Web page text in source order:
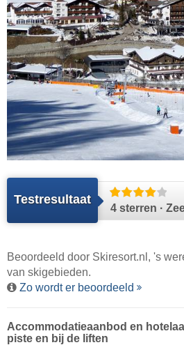
Testresultaat
4 sterren ·
Beoordeeld door Skiresort.nl , 's
van skigebieden.
Zo wordt er beoordeeld
Accommodatieaanbod en
piste en bij de liften